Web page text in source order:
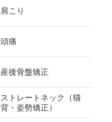
肩こり
頭痛
産後骨盤矯正
ストレートネック（猫
背・姿勢矯正）